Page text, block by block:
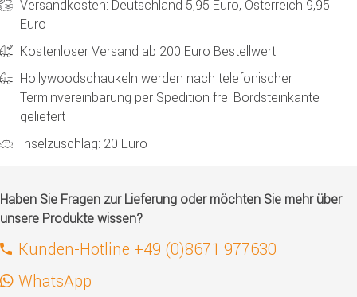
Versandkosten: Deutschland 5,95 Euro, Österreich 9,95
Euro
Kostenloser Versand ab 200 Euro Bestellwert
Hollywoodschaukeln werden nach telefonischer
Terminvereinbarung per Spedition frei Bordsteinkante
geliefert
Inselzuschlag: 20 Euro
Haben Sie Fragen zur Lieferung oder möchten Sie mehr über
unsere Produkte wissen?
Kunden-Hotline +49 (0)8671 977630
WhatsApp